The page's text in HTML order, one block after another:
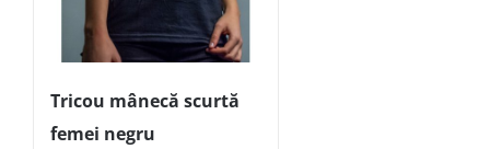
Tricou mânecă scurtă
femei negru